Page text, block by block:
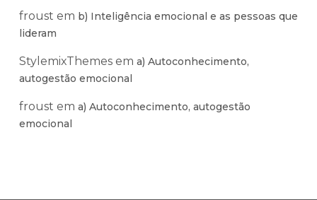
froust em b) Inteligência emocional e as pessoas que
lideram
StylemixThemesem a) Autoconhecimento,
autogestão emocional
froust em a) Autoconhecimento, autogestão
emocional